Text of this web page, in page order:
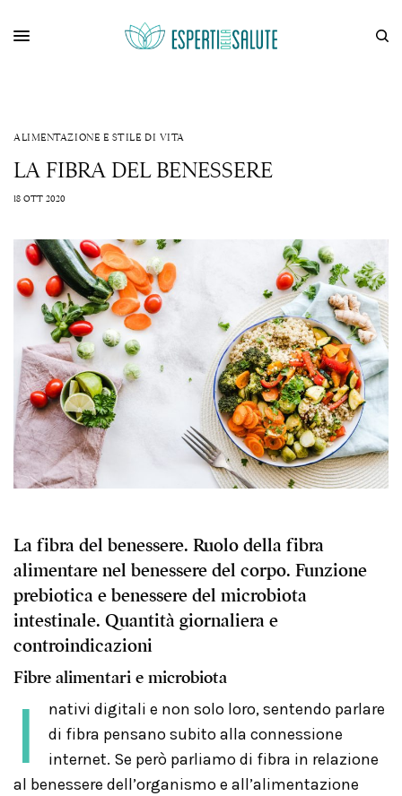
ALIMENTAZIONE E STILE DI VITA
LA FIBRA DEL BENESSERE
18 OTT 2020
La fibra del benessere. Ruolo della fibra
alimentare nel benessere del corpo. Funzione
prebiotica e benessere del microbiota
intestinale. Quantità giornaliera e
controindicazioni
Fibre alimentari e microbiota
I
nativi digitali e non solo loro, sentendo parlare
di fibra pensano subito alla connessione
internet. Se però parliamo di fibra in relazione
al benessere dell’organismo e all’alimentazione